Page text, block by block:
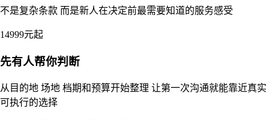
不是复杂条款 而是新人在决定前最需要知道的服务感受
14999元起
先有人帮你判断
从目的地 场地 档期和预算开始整理 让第一次沟通就能靠近真实
可执行的选择